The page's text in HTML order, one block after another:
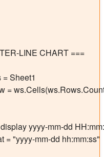
LINE CHART ===
= Sheet1
=
display yyyy-mm-dd
= "yyyy-mm-dd hh:mm:ss"